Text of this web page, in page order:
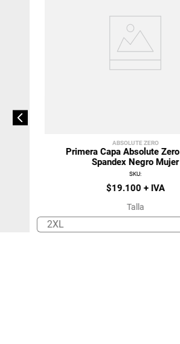
ABSOLUTE ZERO
Primera Capa Absolute
Spandex Negro Mujer
SKU:
$19.100
Talla
2XL